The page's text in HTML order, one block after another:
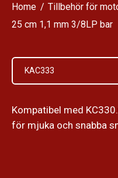
Home
Tillbehör för
25 cm 1,1 mm 3/8LP bar
KAC333
Kompatibel med
för mjuka och snabba